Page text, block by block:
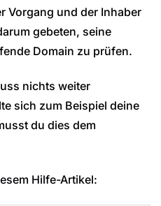
Vorgang und der Inhaber
gebeten, seine
Domain zu prüfen.
nichts weiter
sich zum Beispiel deine
du dies dem
Hilfe-Artikel: